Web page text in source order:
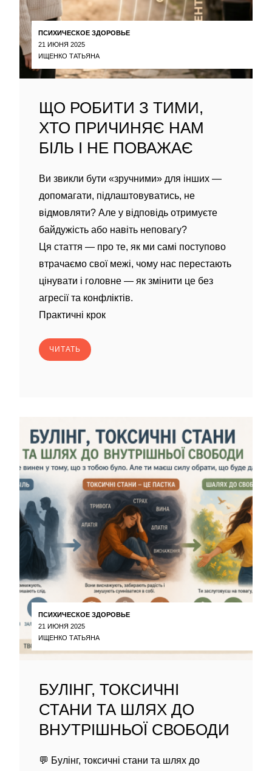
ПСИХИЧЕСКОЕ ЗДОРОВЬЕ
21 ИЮНЯ 2025
ИЩЕНКО ТАТЬЯНА
ЩО РОБИТИ З ТИМИ,
ХТО ПРИЧИНЯЄ НАМ
БІЛЬ І НЕ ПОВАЖАЄ
Ви звикли бути «зручними» для інших —
допомагати, підлаштовуватись, не
відмовляти? Але у відповідь отримуєте
байдужість або навіть неповагу?
Ця стаття — про те, як ми самі поступово
втрачаємо свої межі, чому нас перестають
цінувати і головне — як змінити це без
агресії та конфліктів.
Практичні крок
ЧИТАТЬ
ПСИХИЧЕСКОЕ ЗДОРОВЬЕ
21 ИЮНЯ 2025
ИЩЕНКО ТАТЬЯНА
БУЛІНГ, ТОКСИЧНІ
СТАНИ ТА ШЛЯХ ДО
ВНУТРІШНЬОЇ СВОБОДИ
💬 Булінг, токсичні стани та шлях до